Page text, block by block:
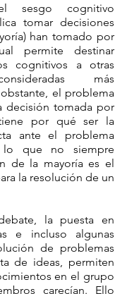
sesgo cognitivo
tomar decisiones
han tomado por
permite destinar
cognitivos a otras
más
el problema
decisión tomada por
por qué ser la
ante el problema
lo que no siempre
de la mayoría es el
la resolución de un
la puesta en
e incluso algunas
de problemas
de ideas, permiten
en el grupo
carecían. Ello